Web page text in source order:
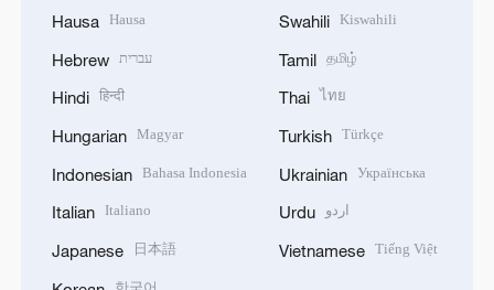
Hausa Hausa
Hebrew עברית
Hindi हिन्दी
Hungarian Magyar
Indonesian Bahasa Indonesia
Italian Italiano
Japanese 日本語
Swahili Kiswahili
Tamil தமிழ்
Thai ไทย
Turkish Türkçe
Ukrainian Українська
Urdu اردو
Vietnamese Tiếng Việt